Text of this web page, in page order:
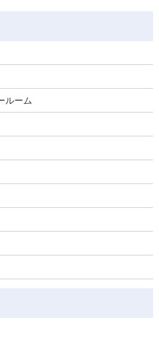
ルーム